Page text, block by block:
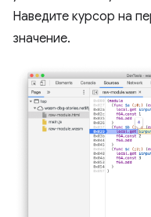
Наведите курсор на
значение.